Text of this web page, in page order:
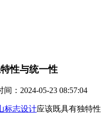
性与统一性
：2024-05-23 08:57:04
标志设计应该既具有独特